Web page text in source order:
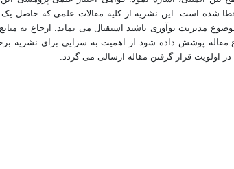
شده است. این نشریه از کلیه مقالات علمی که حاصل
مدیریت نوآوری باشند استقبال می نماید. ارجاع به منابع
پوشش داده شود از اهمیت به سزایی برای نشریه
اولویت قرار گرفتن مقاله ارسالی می گردد.